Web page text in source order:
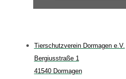
Tierschutzverein Dormagen e.V.
Bergiusstraße 1
41540 Dormagen